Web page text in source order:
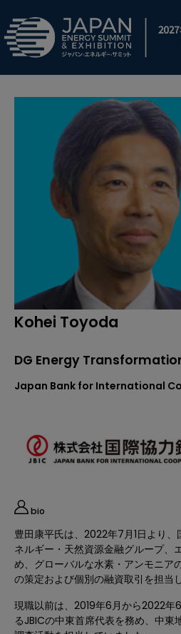
Kohei Toyoda
DG Energy
Japan Bank for International
bio
豊田康平氏は、2022年7月1日より
ネルギー・天然資源金融グループ、
め、グローバルな水素・アンモニア
の策定および個別の融資取引を担当
現職以前は、2019年6月から2022年
るJBICの中東首席代表を務め、中